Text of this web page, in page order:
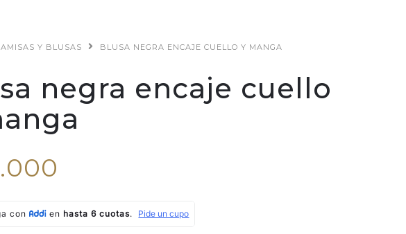
Y BLUSAS BLUSA NEGRA ENCAJE CUELLO Y MANGA
negra encaje cuello